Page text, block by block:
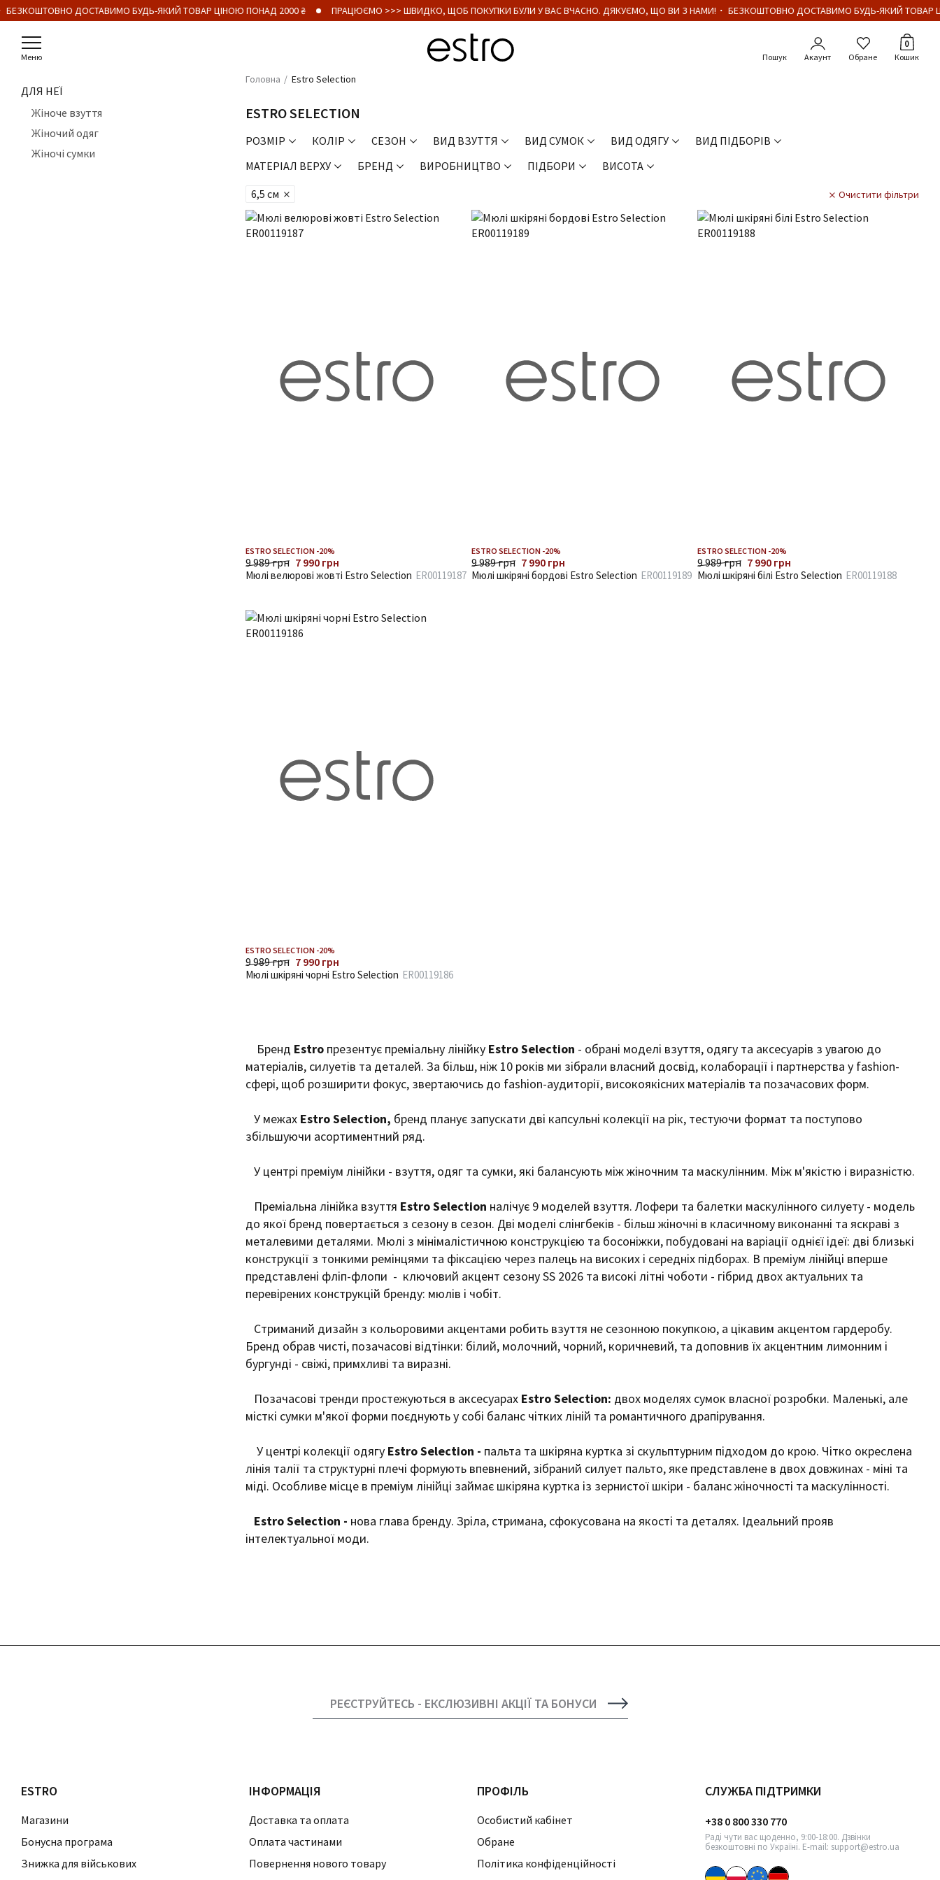
ДОСТАВИМО БУДЬ-ЯКИЙ ТОВАР ЦІНОЮ ПОНАД 2000 ₴ ПРАЦЮЄМО >>> ШВИДКО, ЩОБ ПОКУПКИ БУЛИ У ВАС ВЧАСНО. ДЯКУЄМО, ЩО ВИ З НАМИ!・ БЕЗКОШТОВНО ДОСТАВИМО БУДЬ-ЯКИЙ ТОВАР
Меню Акаунт Обране
0
Кошик
ДЛЯ НЕЇ
Жіноче взуття
Жіночий одяг
Жіночі сумки
Головна Estro Selection
ESTRO SELECTION
РОЗМІР КОЛІР СЕЗОН ВИД ВЗУТТЯ ВИД СУМОК ВИД ОДЯГУ
ВИД ПІДБОРІВ
МАТЕРІАЛ ВЕРХУ
БРЕНД ВИРОБНИЦТВО ПІДБОРИ
ВИСОТА
6,5 см
Очистити фільтри
ESTRO SELECTION -20%
9 989 грн 7 990 грн
Мюлі велюрові жовті Estro Selection ER00119187
ESTRO SELECTION -20%
9 989 грн 7 990 грн
Мюлі шкіряні бордові Estro Selection ER00119189
ESTRO SELECTION -20%
9 989 грн 7 990 грн
Мюлі шкіряні білі Estro Selection ER00119188
ESTRO SELECTION -20%
9 989 грн 7 990 грн
Мюлі шкіряні чорні Estro Selection ER00119186
Бренд Estro презентує преміальну лінійку Estro Selection - обрані моделі взуття, одягу та аксесуарів з увагою до
матеріалів, силуетів та деталей. За більш, ніж 10 років ми зібрали власний досвід, колаборації і партнерства у fashion-
сфері, щоб розширити фокус, звертаючись до fashion-аудиторії, високоякісних матеріалів та позачасових форм.
У межах Estro Selection, бренд планує запускати дві капсульні колекції на рік, тестуючи формат та поступово
збільшуючи асортиментний ряд.
У центрі преміум лінійки - взуття, одяг та сумки, які балансують між жіночним та маскулінним. Між м'якістю і виразністю.
Преміальна лінійка взуття Estro Selection налічує 9 моделей взуття. Лофери та балетки маскулінного силуету - модель
до якої бренд повертається з сезону в сезон. Дві моделі слінгбеків - більш жіночні в класичному виконанні та яскраві з
металевими деталями. Мюлі з мінімалістичною конструкцією та босоніжки, побудовані на варіації однієї ідеї: дві близькі
конструкції з тонкими ремінцями та фіксацією через палець на високих і середніх підборах. В преміум лінійці вперше
представлені фліп-флопи - ключовий акцент сезону SS 2026 та високі літні чоботи - гібрид двох актуальних та
перевірених конструкцій бренду: мюлів і чобіт.
Стриманий дизайн з кольоровими акцентами робить взуття не сезонною покупкою, а цікавим акцентом гардеробу.
Бренд обрав чисті, позачасові відтінки: білий, молочний, чорний, коричневий, та доповнив їх акцентним лимонним і
бургунді - свіжі, примхливі та виразні.
Позачасові тренди простежуються в аксесуарах Estro Selection: двох моделях сумок власної розробки. Маленькі, але
місткі сумки м'якої форми поєднують у собі баланс чітких ліній та романтичного драпірування.
У центрі колекції одягу Estro Selection - пальта та шкіряна куртка зі скульптурним підходом до крою. Чітко окреслена
лінія талії та структурні плечі формують впевнений, зібраний силует пальто, яке представлене в двох довжинах - міні та
міді. Особливе місце в преміум лінійці займає шкіряна куртка із зернистої шкіри - баланс жіночності та маскулінності.
Estro Selection - нова глава бренду. Зріла, стримана, сфокусована на якості та деталях. Ідеальний прояв
інтелектуальної моди.
РЕЄСТРУЙТЕСЬ - ЕКСЛЮЗИВНІ АКЦІЇ ТА БОНУСИ
ESTRO
Магазини
Бонусна програма
Знижка для військових
ІНФОРМАЦІЯ
Доставка та оплата
Оплата частинами
Повернення нового товару
ПРОФІЛЬ
Особистий кабінет
Обране
Політика конфіденційності
СЛУЖБА ПІДТРИМКИ
+38 0 800 330 770
Раді чути вас щоденно, 9:00-18:00. Дзвінки
безкоштовні по Україні. E-mail: support@estro.ua